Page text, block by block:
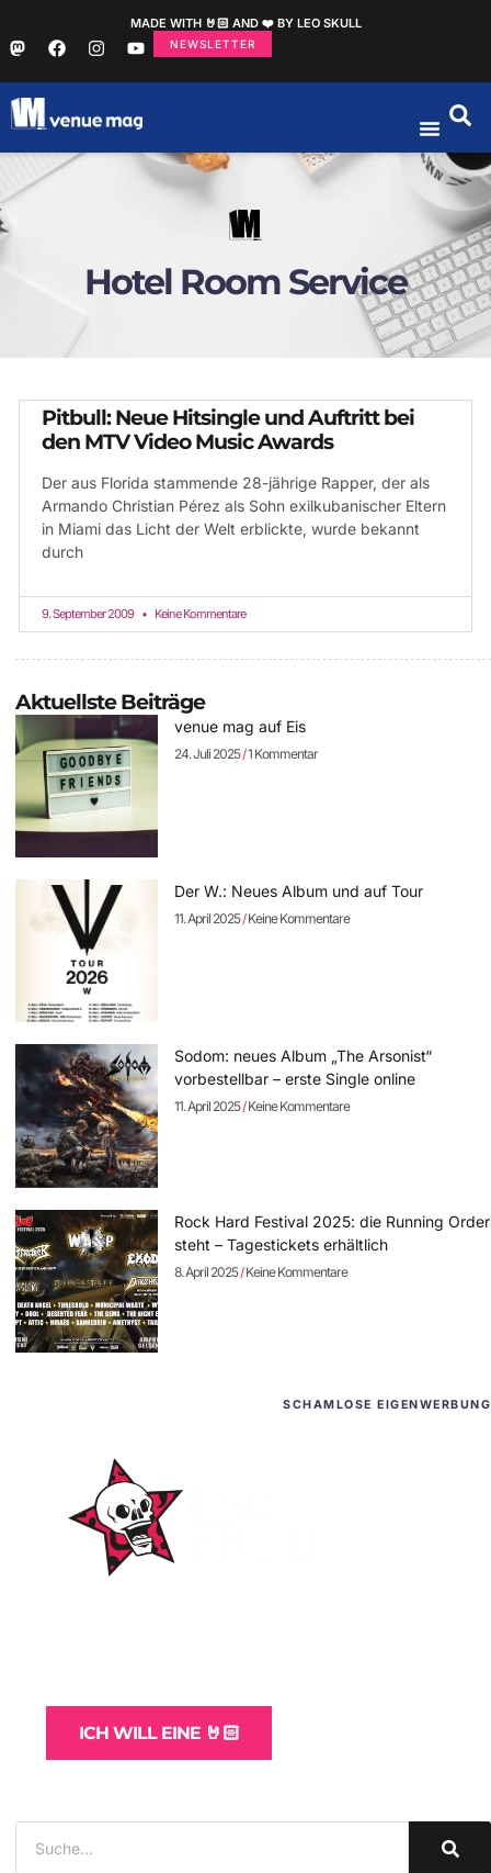
MADE WITH 🤘🏻 AND ❤️ BY LEO SKULL
NEWSLETTER
Hotel Room Service
Pitbull: Neue Hitsingle und Auftritt bei
den MTV Video Music Awards
Der aus Florida stammende 28-jährige Rapper, der als
Armando Christian Pérez als Sohn exilkubanischer Eltern
in Miami das Licht der Welt erblickte, wurde bekannt
durch
9. September 2009 Keine Kommentare
Aktuellste Beiträge
venue mag auf Eis
24. Juli 2025 1 Kommentar
Der W.: Neues Album und auf Tour
11. April 2025 Keine Kommentare
Sodom: neues Album „The Arsonist“
vorbestellbar – erste Single online
11. April 2025 Keine Kommentare
Rock Hard Festival 2025: die Running Order
steht – Tagestickets erhältlich
8. April 2025 Keine Kommentare
SCHAMLOSE EIGENWERBUNG
ICH WILL EINE 🤘🏻